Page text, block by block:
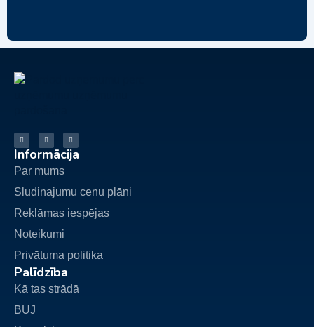
Informācija
Par mums
Sludinajumu cenu plāni
Reklāmas iespējas
Noteikumi
Privātuma politika
Palīdzība
Kā tas strādā
BUJ